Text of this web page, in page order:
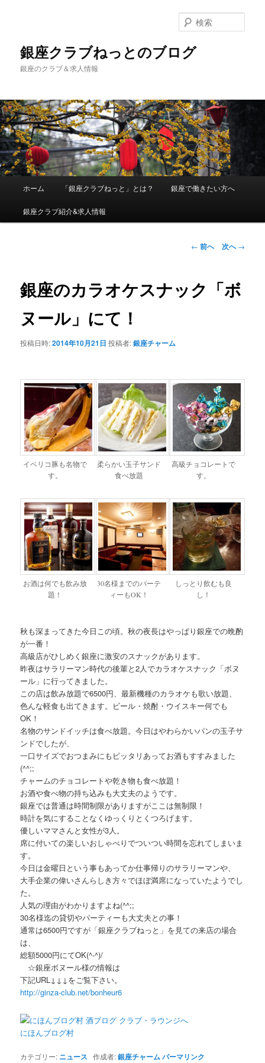
銀座クラブねっとのブログ
銀座のクラブ＆求人情報
索
メインコンテンツへ移動
ホーム 「銀座クラブねっと」とは？ 銀座で働きたい方へ
銀座クラブ紹介&求人情報
投稿ナビゲーシ
← 前へ 次へ→
銀座のカラオケスナック「ボ
ヌール」にて！
投稿日時:2014年10月21日 投稿者:銀座チャーム
イベリコ豚も名物で
す。
柔らかい玉子サンド
食べ放題
高級チョコレートで
す。
お酒は何でも飲み放
題！
30名様までのパーテ
ィーもOK！
しっとり飲むも良
し！
秋も深まってきた今日この頃。秋の夜長はやっぱり銀座での晩酌
が一番！
高級店がひしめく銀座に激安のスナックがあります。
昨夜はサラリーマン時代の後輩と2人でカラオケスナック「ボヌ
ール」に行ってきました。
この店は飲み放題で6500円、最新機種のカラオケも歌い放題、
色んな軽食も出てきます。ビール・焼酎・ウイスキー何でも
OK！
名物のサンドイッチは食べ放題。今日はやわらかいパンの玉子サ
ンドでしたが、
一口サイズでおつまみにもピッタリあってお酒もすすみました
(^^;;
チャームのチョコレートや乾き物も食べ放題！
お酒や食べ物の持ち込みも大丈夫のようです。
銀座では普通は時間制限がありますがここは無制限！
時計を気にすることなくゆっくりとくつろげます。
優しいママさんと女性が3人。
席に付いての楽しいおしゃべりでついつい時間を忘れてしまいま
す。
今日は金曜日という事もあってか仕事帰りのサラリーマンや、
大手企業の偉いさんらしき方々でほぼ満席になっていたようでし
た。
人気の理由がわかりますよね(^^;;
30名様迄の貸切やパーティーも大丈夫との事！
通常は6500円ですが「銀座クラブねっと」を見ての来店の場合
は、
総額5000円にてOK(^-^)/
☆銀座ボヌール様の情報は
下記URL↓↓↓をご覧下さい。
http://ginza-club.net/bonheur6
にほんブログ村
カテゴリー: ニュース 作成者:銀座チャームパーマリンク